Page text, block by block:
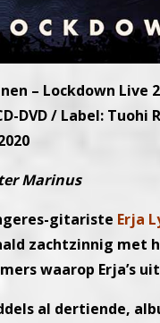
– Lockdown Live
DVD / Label: Tuohi
Marinus
gitariste Erja
zachtzinnig met
waarop Erja’s
al dertiende,